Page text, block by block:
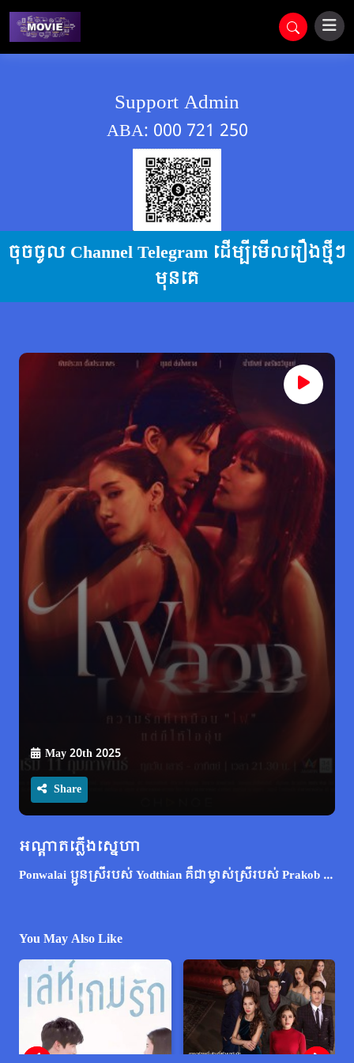
Support Admin
ABA: 000 721 250
ចុចចូល Channel Telegram ដើម្បីមើលរឿងថ្មីៗ
មុនគេ
May 20th 2025
Share
អណ្តាតភ្លើងស្នេហា
Ponwalai ប្អូនស្រីរបស់ Yodthian គឺជាម្ចាស់ស្រីរបស់ Prakob ។ គាត់បានលះបង់លុយរបស់គាត់ និងខ្លួនគាត់ទៅនាង ប៉ុន្តែនាងមានបុរសផ្សេងរួចហើយ។ នៅពេលដែល Prakob ដឹង គាត់បានស្លាប់ដោយសារគាំងបេះដូង ហើយទុកទ្រព្យសម្បត្តិជាច្រើនរបស់គាត់ទៅឱ្យ Ponwalai ដែលជាហេតុធ្វើឱ្យកូនប្រុសរបស់គាត់ Noppharuj ខឹងសម្បារទាំងនាង និង Yodthian ។ Noppharuj ដេញតាមពួកគេដើម្បីសងសឹក ហើយ Yodthian ឱ្យគាត់ធ្វើអ្វីដែលគាត់ចង់ ព្រោះនាងមានអារម្មណ៍ថាមានកំហុសចំពោះទង្វើរបស់ប្អូនស្រី។
You May Also Like